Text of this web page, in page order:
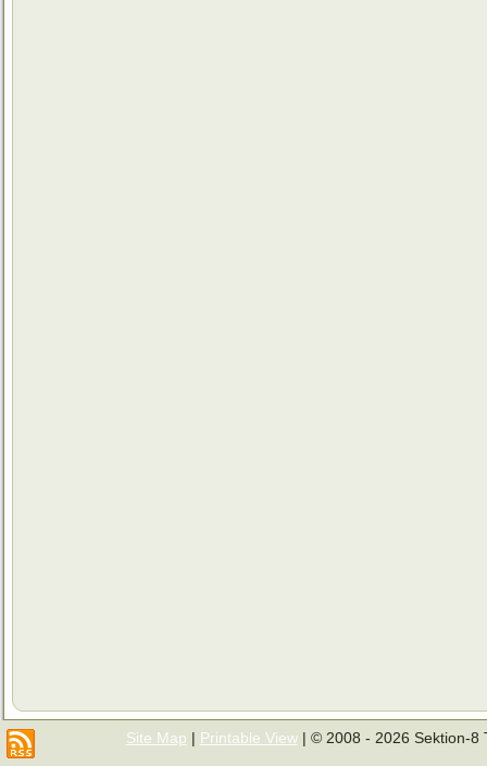
Site Map | Printable View| © 2008 - 2026 Sektion-8